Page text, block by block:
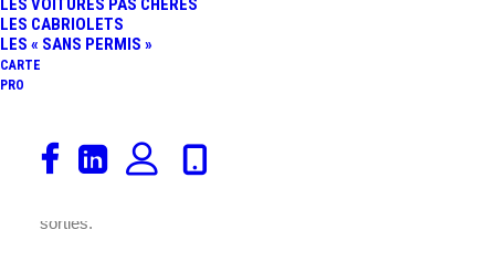
LES VOITURES PAS CHÈRES
LES CABRIOLETS
LES « SANS PERMIS »
CARTE
PRO
Afin d’assurer la sécurité et le bon fonctionnement du
passage des véhicules, une réglementation stricte est
l’arrêt est obligatoire afin de procéder au paiement du
sorties.